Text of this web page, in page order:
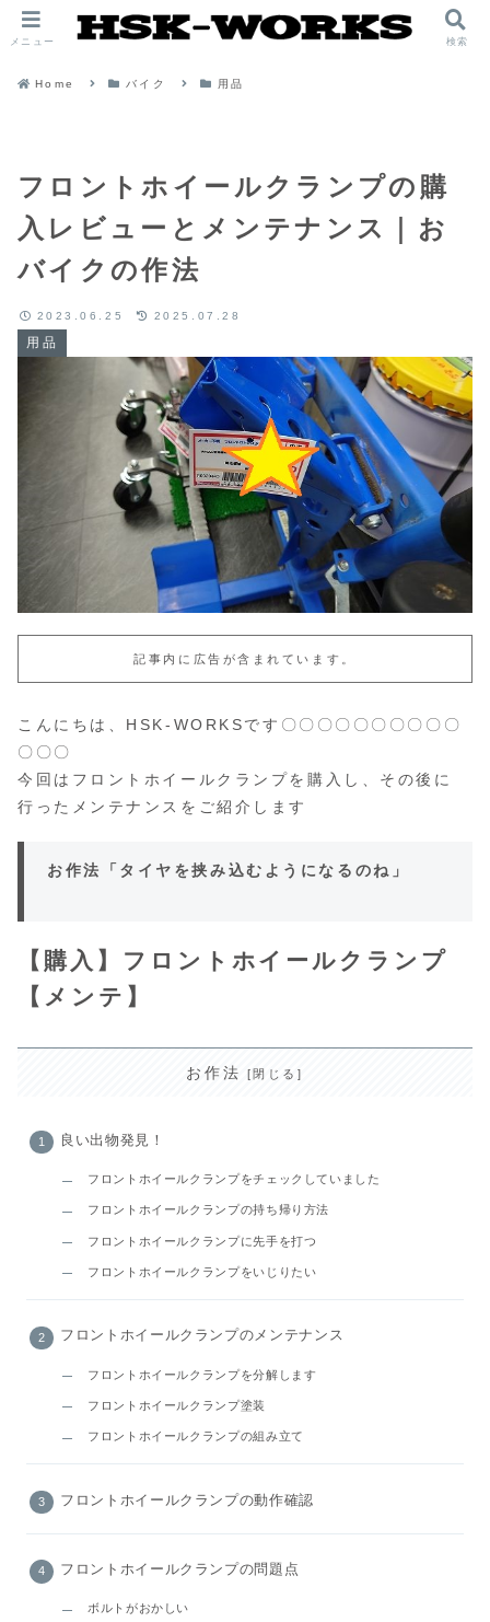
Home バイク 用品
フロントホイールクランプの購
入レビューとメンテナンス｜お
バイクの作法
用品
2023.06.25 2025.07.28
記事内に広告が含まれています。
こんにちは、HSK-WORKSです〇〇〇〇〇〇〇〇〇〇
〇〇〇
今回はフロントホイールクランプを購入し、その後に
行ったメンテナンスをご紹介します
お作法「タイヤを挟み込むようになるのね」
【購入】フロントホイールクランプ
【メンテ】
お作法
良い出物発見！
フロントホイールクランプをチェックしていました
フロントホイールクランプの持ち帰り方法
フロントホイールクランプに先手を打つ
フロントホイールクランプをいじりたい
フロントホイールクランプのメンテナンス
フロントホイールクランプを分解します
フロントホイールクランプ塗装
フロントホイールクランプの組み立て
フロントホイールクランプの動作確認
フロントホイールクランプの問題点
ボルトがおかしい
メニュー 検索